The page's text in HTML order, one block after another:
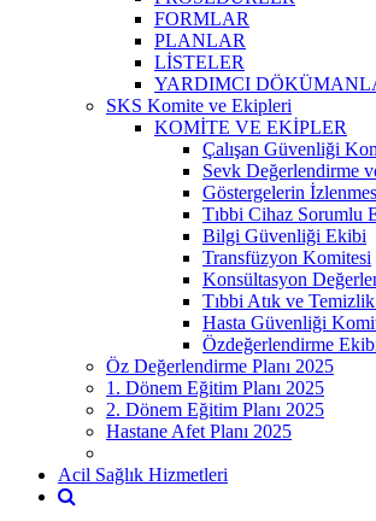
FORMLAR
PLANLAR
LİSTELER
YARDIMCI
SKS Komite ve Ekipleri
KOMİTE VE EKİPLER
Çalışan Güvenliği
Sevk Değerlendirme
Göstergelerin
Tıbbi Cihaz Sorumlu
Bilgi Güvenliği Ekibi
Transfüzyon Komitesi
Konsültasyon
Tıbbi Atık ve
Hasta Güvenliği
Özdeğerlendirme
Öz Değerlendirme Planı 2025
1. Dönem Eğitim Planı 2025
2. Dönem Eğitim Planı 2025
Hastane Afet Planı 2025
Acil Sağlık Hizmetleri